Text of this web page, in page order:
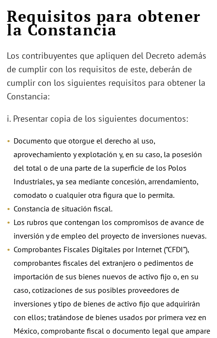
Requisitos para obtener
la Constancia
Los contribuyentes que apliquen del Decreto además
de cumplir con los requisitos de este, deberán de
cumplir con los siguientes requisitos para obtener la
Constancia:
i. Presentar copia de los siguientes documentos:
Documento que otorgue el derecho al uso,
aprovechamiento y explotación y, en su caso, la posesión
del total o de una parte de la superficie de los Polos
Industriales, ya sea mediante concesión, arrendamiento,
comodato o cualquier otra figura que lo permita.
Constancia de situación fiscal.
Los rubros que contengan los compromisos de avance de
inversión y de empleo del proyecto de inversiones nuevas.
Comprobantes Fiscales Digitales por Internet (“CFDI”),
comprobantes fiscales del extranjero o pedimentos de
importación de sus bienes nuevos de activo fijo o, en su
caso, cotizaciones de sus posibles proveedores de
inversiones y tipo de bienes de activo fijo que adquirirán
con ellos; tratándose de bienes usados por primera vez en
México, comprobante fiscal o documento legal que ampare